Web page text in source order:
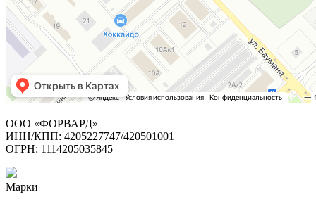
ООО «ФОРВАРД»
ИНН/КПП: 4205227747/420501001
ОГРН: 1114205035845
Марки